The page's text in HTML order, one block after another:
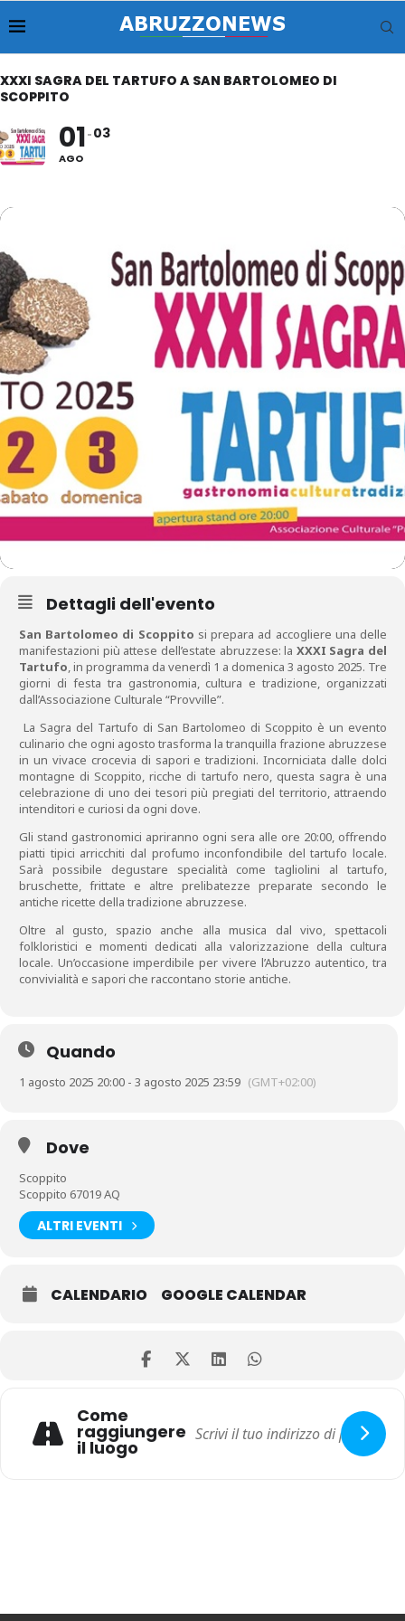
XXXI SAGRA DEL TARTUFO A SAN BARTOLOMEO DI
SCOPPITO
01
AGO
03
Dettagli dell'evento
San Bartolomeo di Scoppito si prepara ad accogliere una delle
manifestazioni più attese dell’estate abruzzese: la XXXI Sagra del
Tartufo, in programma da venerdì 1 a domenica 3 agosto 2025. Tre
giorni di festa tra gastronomia, cultura e tradizione, organizzati
dall’Associazione Culturale “Provville”.
La Sagra del Tartufo di San Bartolomeo di Scoppito è un evento
culinario che ogni agosto trasforma la tranquilla frazione abruzzese
in un vivace crocevia di sapori e tradizioni. Incorniciata dalle dolci
montagne di Scoppito, ricche di tartufo nero, questa sagra è una
celebrazione di uno dei tesori più pregiati del territorio, attraendo
intenditori e curiosi da ogni dove.
Gli stand gastronomici apriranno ogni sera alle ore 20:00, offrendo
piatti tipici arricchiti dal profumo inconfondibile del tartufo locale.
Sarà possibile degustare specialità come tagliolini al tartufo,
bruschette, frittate e altre prelibatezze preparate secondo le
antiche ricette della tradizione abruzzese.
Oltre al gusto, spazio anche alla musica dal vivo, spettacoli
folkloristici e momenti dedicati alla valorizzazione della cultura
locale. Un’occasione imperdibile per vivere l’Abruzzo autentico, tra
convivialità e sapori che raccontano storie antiche.
Quando
1 agosto 2025 20:00 - 3 agosto 2025 23:59 (GMT+02:00)
Dove
Scoppito
Scoppito 67019 AQ
ALTRI EVENTI
CALENDARIO GOOGLE CALENDAR
Come
raggiungere
il luogo